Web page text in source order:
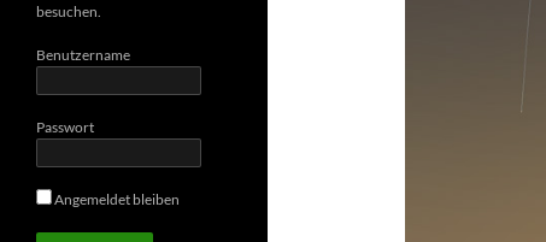
besuchen.
Benutzername
Passwort
Angemeldet bleiben